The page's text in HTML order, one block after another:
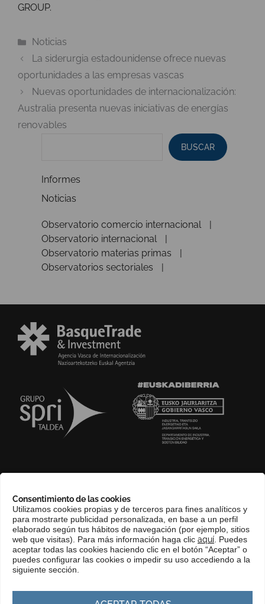
Consentimiento de las cookies
Utilizamos cookies propias y de terceros para fines analíticos y
para mostrarte publicidad personalizada, en base a un perfil
elaborado según tus hábitos de navegación (por ejemplo, sitios
web que visitas). Para más información haga clic aquí . Puedes
aceptar todas las cookies haciendo clic en el botón “Aceptar” o
puedes configurar las cookies o impedir su uso accediendo a la
siguiente sección.
GROUP.
Categorías
Noticias
La siderurgia estadounidense ofrece nuevas
oportunidades a las empresas vascas
Nuevas oportunidades de internacionalización:
Australia presenta nuevas iniciativas de energías
renovables
BUSCAR
Informes
Noticias
Observatorio comercio internacional
Observatorio internacional
Observatorio materias primas
Observatorios sectoriales
COMPLIANCE CHANNEL
CONTACTO
EUSKERA
PERFIL DEL CONTRATANTE